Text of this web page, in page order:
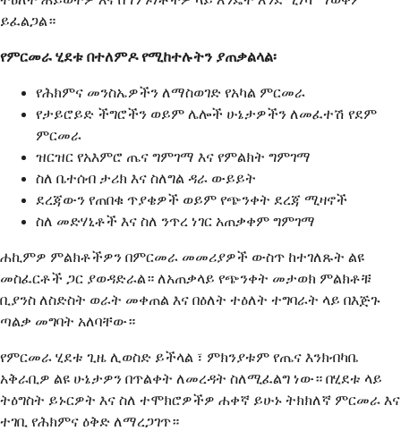
ይፈልጋል።
የምርመራ ሂደቱ በተለምዶ የሚከተሉትን ያጠቃልላል፡
የሕክምና መንስኤዎችን ለማስወገድ የአካል ምርመራ
የታይሮይድ ችግሮችን ወይም ሌሎች ሁኔታዎችን ለመፈተሽ የደም
ምርመራ
ዝርዝር የአእምሮ ጤና ግምገማ እና የምልክት ግምገማ
ስለ ቤተሰብ ታሪክ እና ስለግል ዳራ ውይይት
ደረጃውን የጠበቁ ጥያቄዎች ወይም የጭንቀት ደረጃ ሚዛኖች
ስለ መድሃኒቶች እና ስለ ንጥረ ነገር አጠቃቀም ግምገማ
ሐኪምዎ ምልክቶችዎን በምርመራ መመሪያዎች ውስጥ ከተገለጹት ልዩ
መስፈርቶች ጋር ያወዳድራል። ለአጠቃላይ የጭንቀት መታወክ ምልክቶቹ
ቢያንስ ለስድስት ወራት መቀጠል እና በዕለት ተዕለት ተግባራት ላይ በእጅጉ
ጣልቃ መግባት አለባቸው።
የምርመራ ሂደቱ ጊዜ ሊወስድ ይችላል ፣ ምክንያቱም የጤና እንክብካቤ
አቅራቢዎ ልዩ ሁኔታዎን በጥልቀት ለመረዳት ስለሚፈልግ ነው። በሂደቱ ላይ
ትዕግስት ይኑርዎት እና ስለ ተሞክሮዎችዎ ሐቀኛ ይሁኑ ትክክለኛ ምርመራ እና
ተገቢ የሕክምና ዕቅድ ለማረጋገጥ።